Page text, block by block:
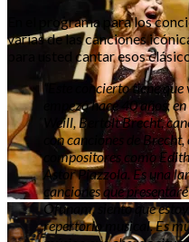
En el programa para los
varias de las canciones
para usted cantar esos
“Este concierto tiene
empezó hace 40 años,
Weill, Bertolt Brecht,
con canciones de
compositores como
Astor Piazzola. Es una
canciones que
Ofunam, siento que
repertorio musical. Es